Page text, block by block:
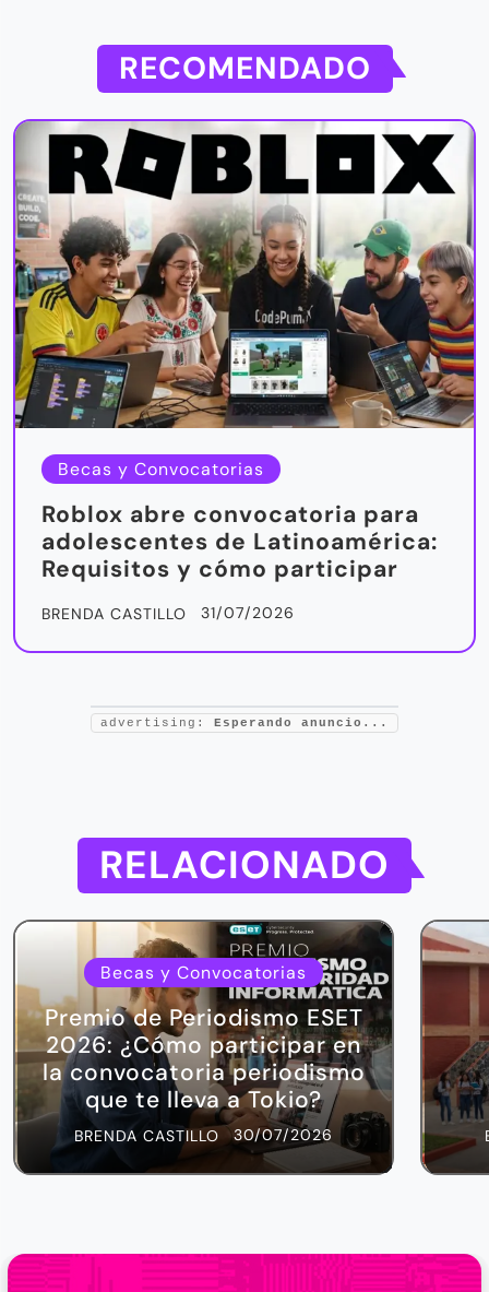
RECOMENDADO
Becas y Convocatorias
Roblox abre convocatoria para
adolescentes de Latinoamérica:
Requisitos y cómo participar
BRENDA CASTILLO 31/07/2026
advertising: Esperando anuncio...
RELACIONADO
Becas y Convocatorias
Premio de Periodismo ESET
2026: ¿Cómo participar en
la convocatoria periodismo
que te lleva a Tokio?
BRENDA CASTILLO 30/07/2026